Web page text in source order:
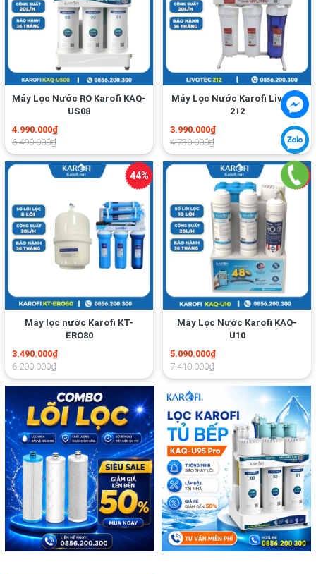
Máy Lọc Nước RO Karofi KAQ-
US08
4.990.000₫
6.490.000₫
Máy Lọc Nước Karofi Livotec
212
3.990.000₫
4.730.000₫
Máy lọc nước Karofi KT-
ERO80
3.490.000₫
6.200.000₫
Máy Lọc Nước Karofi KAQ-
U10
5.090.000₫
7.410.000₫